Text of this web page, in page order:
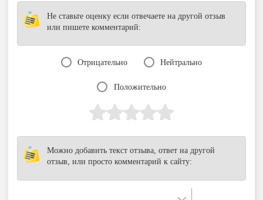
Не ставьте оценку если отвечаете на другой отзыв
или пишете комментарий:
Отрицательно Нейтрально
Положительно
Можно добавить текст отзыва, ответ на другой
отзыв, или просто комментарий к сайту: